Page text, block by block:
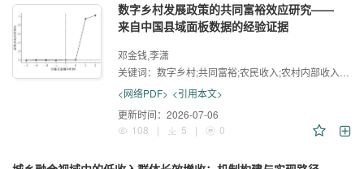
数字乡村发展政策的共同富裕效应研究——
来自中国县域面板数据的经验证据
邓金钱,李潇
关键词： 数字乡村;共同富裕;农民收入;农村内部收入不平等;城乡收入差距
<网络PDF> <引用本文>
更新时间： 2026-07-06
108
| 5 | 0